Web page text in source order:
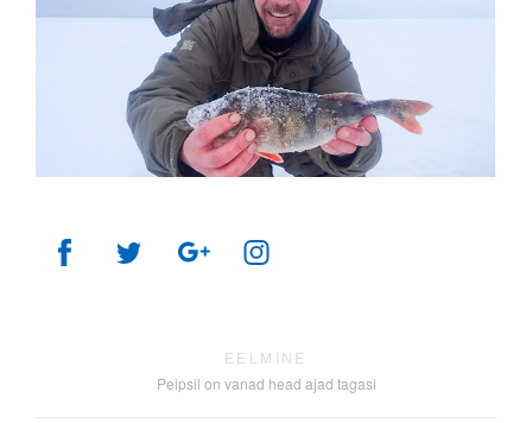
EELMINE
Peipsil on vanad head ajad tagasi